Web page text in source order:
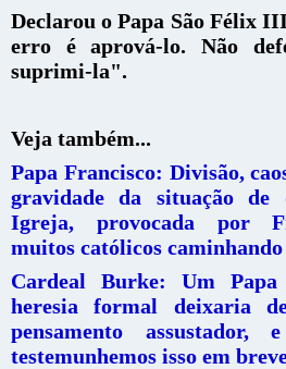
Declarou o Papa São Félix
erro é aprová-lo. Não
suprimi-la".
Veja também...
Papa Francisco: Divisão,
gravidade da situação
Igreja, provocada por
muitos católicos caminhando
Cardeal Burke: Um
heresia formal deixaria
pensamento
testemunhemos isso em